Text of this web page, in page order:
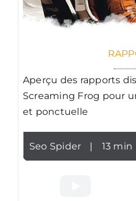
Aperçu des rapports
Screaming Frog pour
et ponctuelle
Seo Spider | 13 min